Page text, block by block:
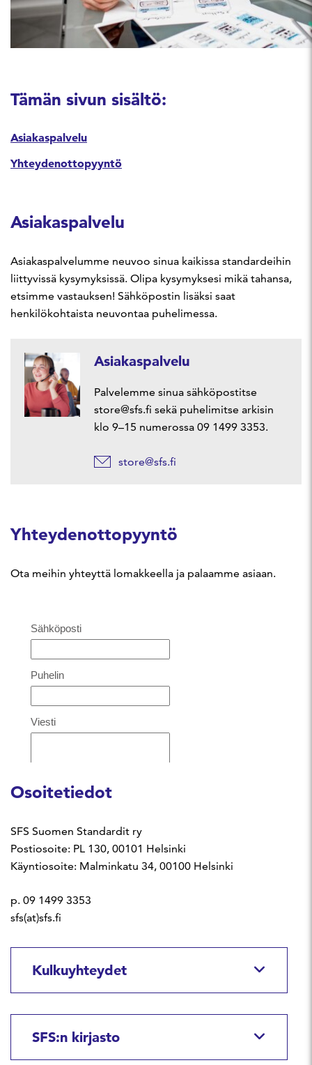
Tämän sivun sisältö:
Asiakaspalvelu
Yhteydenottopyyntö
Asiakaspalvelu
Asiakaspalvelumme neuvoo sinua kaikissa standardeihin
liittyvissä kysymyksissä. Olipa kysymyksesi mikä tahansa,
etsimme vastauksen! Sähköpostin lisäksi saat
henkilökohtaista neuvontaa puhelimessa.
Asiakaspalvelu
Palvelemme sinua sähköpostitse
store@sfs.fi sekä puhelimitse arkisin
klo 9–15 numerossa 09 1499 3353.
store@sfs.fi
Yhteydenottopyyntö
Ota meihin yhteyttä lomakkeella ja palaamme asiaan.
Osoitetiedot
SFS Suomen Standardit ry
Postiosoite: PL 130, 00101 Helsinki
Käyntiosoite: Malminkatu 34, 00100 Helsinki
p. 09 1499 3353
sfs(at)sfs.fi
Kulkuyhteydet
SFS:n kirjasto